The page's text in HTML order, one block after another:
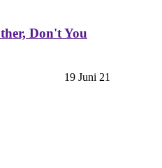
Don't You
19 Juni 21